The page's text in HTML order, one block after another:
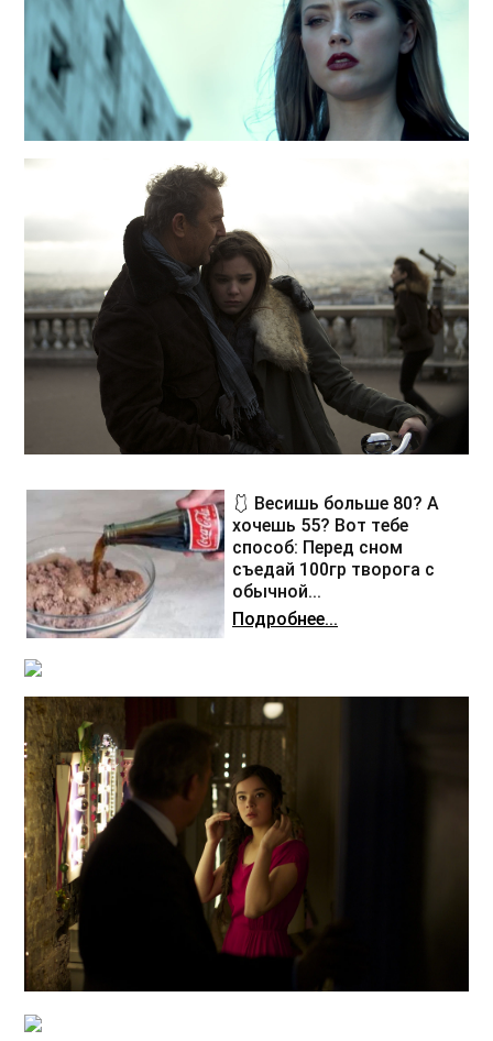
🩱 Весишь больше 80? А
хочешь 55? Вот тебе
способ: Перед сном
съедай 100гр творога с
обычной...
Подробнее...